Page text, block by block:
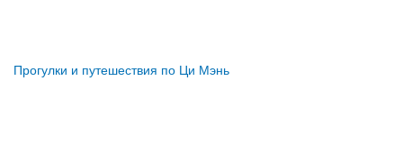
Прогулки и путешествия по Ци Мэнь